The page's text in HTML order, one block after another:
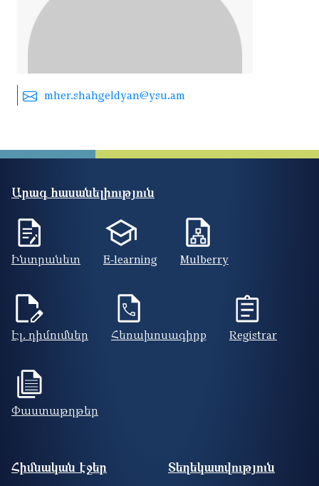
mher.shahgeldyan@ysu.am
Արագ հասանելիություն
Ինտրանետ E-learning Mulberry
Էլ. դիմումներ Հեռախոսագիրք Registrar
Փաստաթղթեր
Footer site information
Հիմնական էջեր Տեղեկատվություն